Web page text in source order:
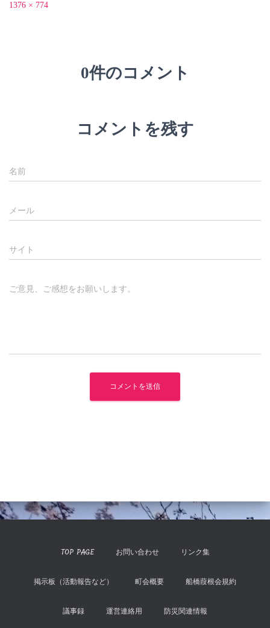
1376 × 774
0件のコメント
コメントを残す
名前
メール
サイト
ご意見、ご感想をお願いします。
TOP PAGE お問い合わせ リンク集
掲示板（活動報告など） 町会概要 船橋葭根会規約
議事録 運営連絡用 防災関連情報